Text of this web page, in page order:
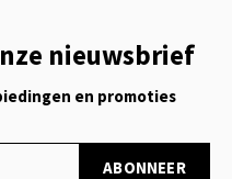
nieuwsbrief
en promoties
ABONNEER